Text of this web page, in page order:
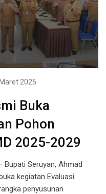
2025
Buka
Pohon
2025-2029
Bupati Seruyan, Ahmad
kegiatan Evaluasi
penyusunan